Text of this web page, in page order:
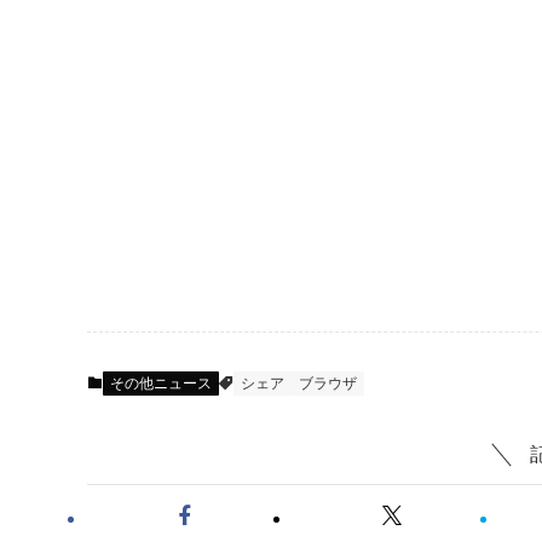
その他ニュース シェア ブラウザ